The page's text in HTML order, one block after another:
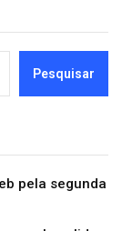
Pesquisar
pela segunda